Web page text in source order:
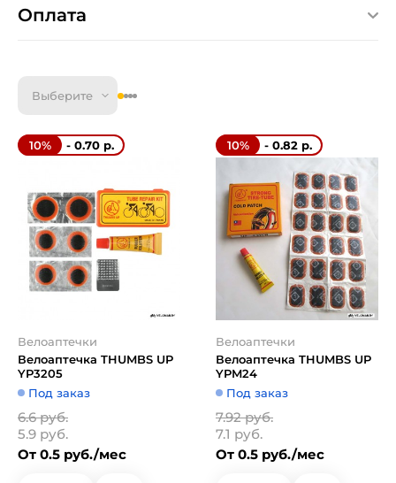
Оплата
Выберите
10% - 0.70 р.
Велоаптечки
Велоаптечка THUMBS UP
YP3205
Под заказ
6.6 руб.
5.9 руб.
От 0.5 руб./мес
10% - 0.82 р.
Велоаптечки
Велоаптечка THUMBS UP
YPM24
Под заказ
7.92 руб.
7.1 руб.
От 0.5 руб./мес